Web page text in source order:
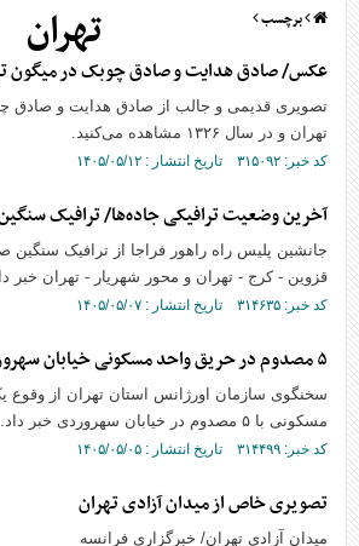
برچسب تهران
عکس/ صادق هدایت و صادق چوبک در میگون
تصویری قدیمی و جالب از صادق هدایت و صادق
تهران و در سال ۱۳۲۶ مشاهده می‌کنید.
کد خبر: ۳۱۵۰۹۲ تاریخ انتشار : ۱۴۰۵/۰۵/۱۲
آخرین وضعیت ترافیکی جاده‌ها/ ترافیک سنگین
جانشین پلیس راه راهور فراجا از ترافیک سنگین
قزوین - کرج - تهران و محور شهریار - تهران خبر
کد خبر: ۳۱۴۶۳۵ تاریخ انتشار : ۱۴۰۵/۰۵/۰۷
۵ مصدوم در حریق واحد مسکونی خیابان سهروردی تهران
سخنگوی سازمان اورژانس استان تهران از وقوع
مسکونی با ۵ مصدوم در خیابان سهروردی خبر داد.
کد خبر: ۳۱۴۴۹۹ تاریخ انتشار : ۱۴۰۵/۰۵/۰۵
تصویری خاص از میدان آزادی تهران
میدان آزادی تهران/ خبرگزاری فرانسه